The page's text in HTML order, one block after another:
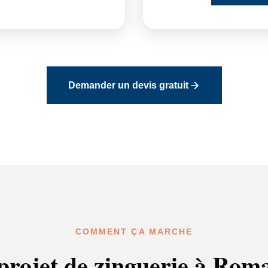
Demander un devis gratuit
COMMENT ÇA MARCHE